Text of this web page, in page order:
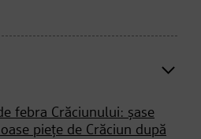
febra Crăciunului: șase
piețe de Crăciun după